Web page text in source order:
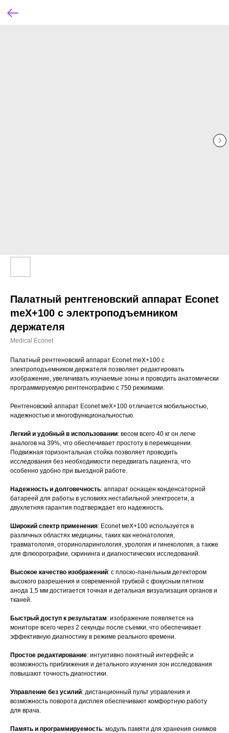
Палатный рентгеновский аппарат Econet
meX+100 с электроподъемником
держателя
Medical Econet
Палатный рентгеновский аппарат Econet meX+100 с
электроподъемником держателя позволяет редактировать
изображение, увеличивать изучаемые зоны и проводить анатомически
программируемую рентгенографию с 750 режимами.
Рентгеновский аппарат Econet меХ+100 отличается мобильностью,
надежностью и многофункциональностью.
Легкий и удобный в использовании: весом всего 40 кг он легче
аналогов на 39%, что обеспечивает простоту в перемещении.
Подвижная горизонтальная стойка позволяет проводить
исследования без необходимости передвигать пациента, что
особенно удобно при выездной работе.
Надежность и долговечность: аппарат оснащен конденсаторной
батареей для работы в условиях нестабильной электросети, а
двухлетняя гарантия подтверждает его надежность.
Широкий спектр применения: Econet меХ+100 используется в
различных областях медицины, таких как неонатология,
травматология, оториноларингология, урология и гинекология, а также
для флюорографии, скрининга и диагностических исследований.
Высокое качество изображений: с плоско-панельным детектором
высокого разрешения и современной трубкой с фокусным пятном
анода 1,5 мм достигается точная и детальная визуализация органов и
тканей.
Быстрый доступ к результатам: изображение появляется на
мониторе всего через 2 секунды после съемки, что обеспечивает
эффективную диагностику в режиме реального времени.
Простое редактирование: интуитивно понятный интерфейс и
возможность приближения и детального изучения зон исследования
повышают точность диагностики.
Управление без усилий: дистанционный пульт управления и
возможность поворота дисплея обеспечивают комфортную работу
для врача.
Память и программируемость: модуль памяти для хранения снимков